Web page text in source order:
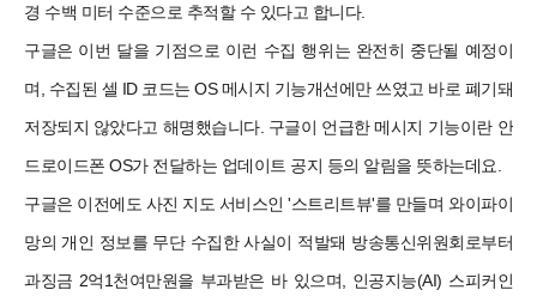
경 수백 미터 수준으로 추적할 수 있다고 합니다.
구글은 이번 달을 기점으로 이런 수집 행위는 완전히 중단될 예정이
며, 수집된 셀 ID 코드는 OS 메시지 기능개선에만 쓰였고 바로 폐기돼
저장되지 않았다고 해명했습니다. 구글이 언급한 메시지 기능이란 안
드로이드폰 OS가 전달하는 업데이트 공지 등의 알림을 뜻하는데요.
구글은 이전에도 사진 지도 서비스인 '스트리트뷰'를 만들며 와이파이
망의 개인 정보를 무단 수집한 사실이 적발돼 방송통신위원회로부터
과징금 2억1천여만원을 부과받은 바 있으며, 인공지능(AI) 스피커인